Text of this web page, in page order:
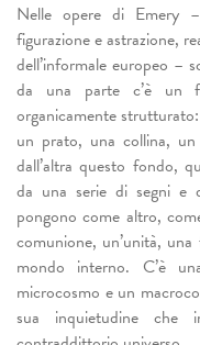
Nelle opere di Emery
figurazione e astrazione,
dell’informale europeo –
da una parte c’è un
organicamente
un prato, una collina, un
dall’altra questo fondo,
da una serie di segni e
pongono come altro,
comunione, un’unità,
mondo interno. C’è
microcosmo e un
sua inquietudine che